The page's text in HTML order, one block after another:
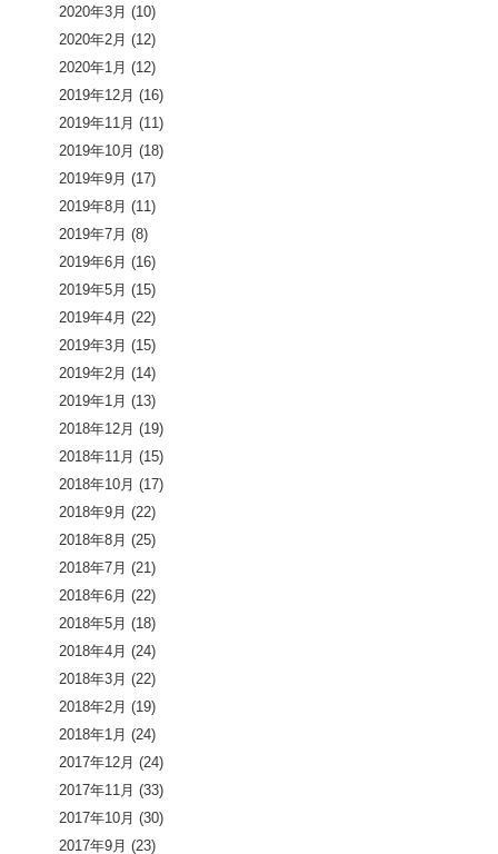
2020年3月 (10)
2020年2月 (12)
2020年1月 (12)
2019年12月 (16)
2019年11月 (11)
2019年10月 (18)
2019年9月 (17)
2019年8月 (11)
2019年7月 (8)
2019年6月 (16)
2019年5月 (15)
2019年4月 (22)
2019年3月 (15)
2019年2月 (14)
2019年1月 (13)
2018年12月 (19)
2018年11月 (15)
2018年10月 (17)
2018年9月 (22)
2018年8月 (25)
2018年7月 (21)
2018年6月 (22)
2018年5月 (18)
2018年4月 (24)
2018年3月 (22)
2018年2月 (19)
2018年1月 (24)
2017年12月 (24)
2017年11月 (33)
2017年10月 (30)
2017年9月 (23)